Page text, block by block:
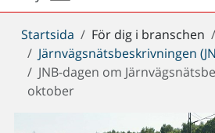
Du
är
här:
Startsida För dig i branschen
Järnvägsnätsbeskrivningen
JNB-dagen om
oktober